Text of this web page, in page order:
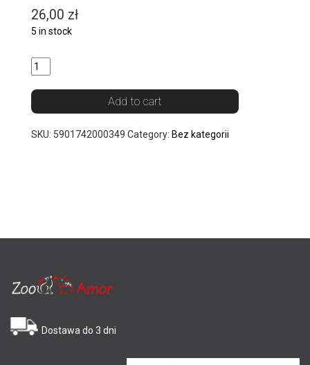
26,00 zł
5 in stock
Add to cart
SKU: 5901742000349 Category: Bez kategorii
Dostawa do 3 dni